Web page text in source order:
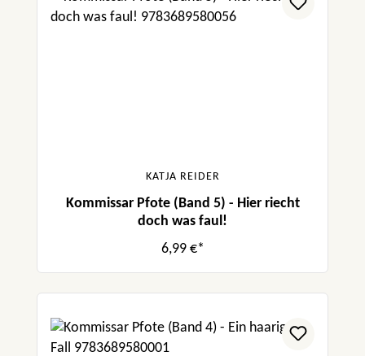
KATJA REIDER
Kommissar Pfote (Band 5) - Hier riecht
doch was faul!
6,99 €*